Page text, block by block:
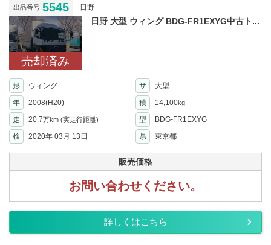
出品番号 5545 日野
売却済み
日野 大型 ウィング BDG-FR1EXYG中古ト...
形 ウィング サ
大型
年
2008(H20) 積 14,100kg
走 20.7万km (実走行距離) 型
BDG-FR1EXYG
検
2020年 03月 13日 県 東京都
販売価格
お問い合わせください。
詳しくはこちら